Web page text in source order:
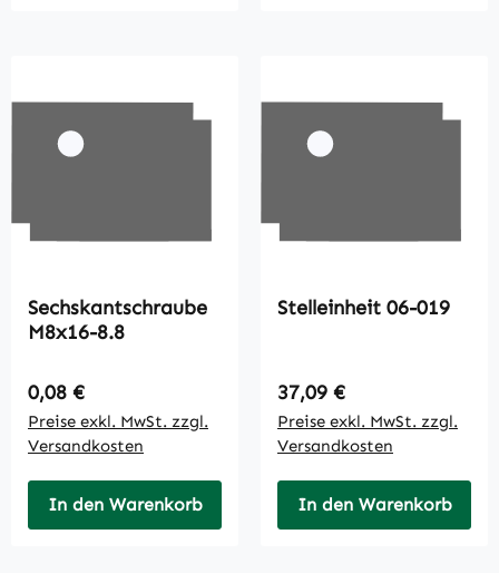
Sechskantschraube
M8x16-8.8
Regulärer Preis:
0,08 €
Preise exkl. MwSt. zzgl.
Versandkosten
In den Warenkorb
Stelleinheit 06-019
Regulärer Preis:
37,09 €
Preise exkl. MwSt. zzgl.
Versandkosten
In den Warenkorb